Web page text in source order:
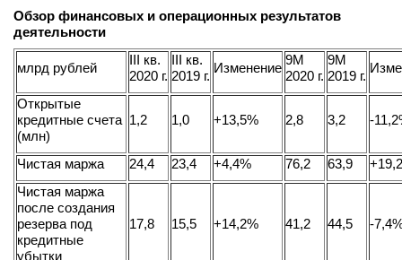
Обзор финансовых и операционных результатов
деятельности
млрд рублей
III кв.
2020 г.
III кв.
2019 г.
Изменение
9М
2020 г.
9М
2019 г.
Открытые
кредитные счета
(млн)
1,2 1,0 +13,5% 2,8 3,2 -
Чистая маржа 24,4 23,4 +4,4% 76,2 63,9
Чистая маржа
после создания
резерва под
кредитные
убытки
17,8 15,5 +14,2% 41,2 44,5 -